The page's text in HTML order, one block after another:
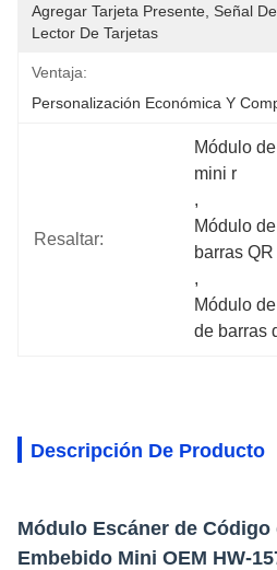
Agregar Tarjeta Presente, Señal
Lector De Tarjetas
Ventaja:
Personalización Económica Y
Resaltar:
Módulo
mini r
,
Módulo
barras
,
Módulo
de barras
Descripción De Producto
Módulo Escáner de Código
Embebido Mini OEM HW-